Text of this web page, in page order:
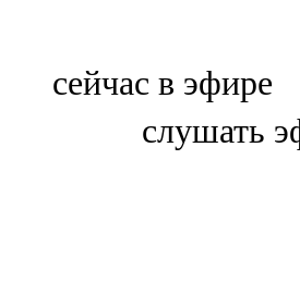
Болгар
сейчас в эфире
слушать